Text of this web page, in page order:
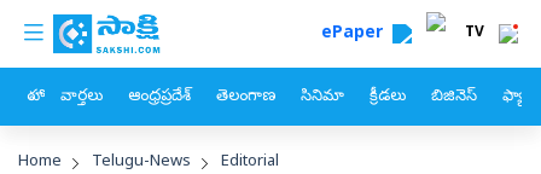
Skip to main content
custom menu ePaper TV
హోం వార్తలు ఆంధ్రప్రదేశ్ తెలంగాణ సినిమా క్రీడలు బిజినెస్
Home Telugu-News Editorial